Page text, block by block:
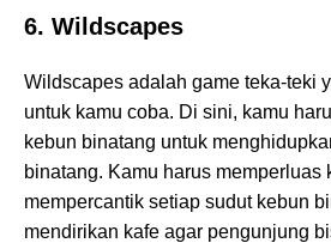
6. Wildscapes
Wildscapes adalah game teka-teki
untuk kamu coba. Di sini, kamu
kebun binatang untuk
binatang. Kamu harus memperluas
mempercantik setiap sudut kebun
mendirikan kafe agar pengunjung